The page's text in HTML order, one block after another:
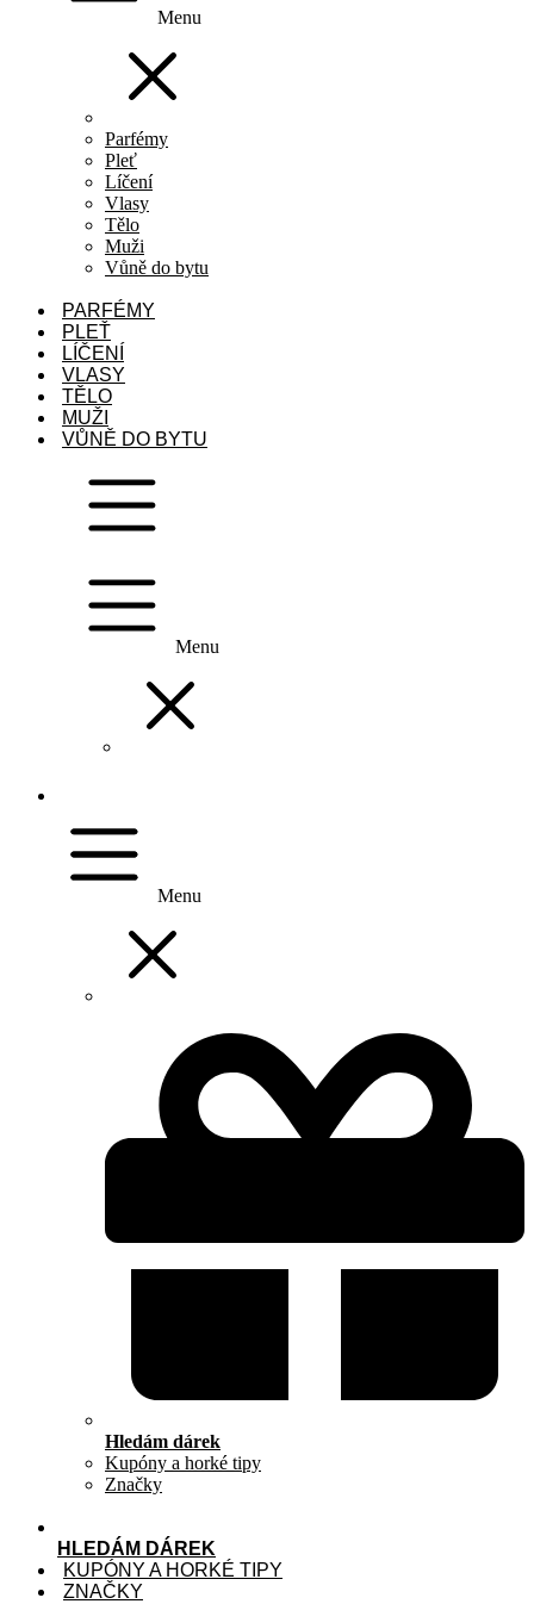
Menu
Parfémy
Pleť
Líčení
Vlasy
Tělo
Muži
Vůně do bytu
PARFÉMY
PLEŤ
LÍČENÍ
VLASY
TĚLO
MUŽI
VŮNĚ DO BYTU
Menu
Menu
Hledám dárek
Kupóny a horké tipy
Značky
HLEDÁM DÁREK
KUPÓNY A HORKÉ TIPY
ZNAČKY